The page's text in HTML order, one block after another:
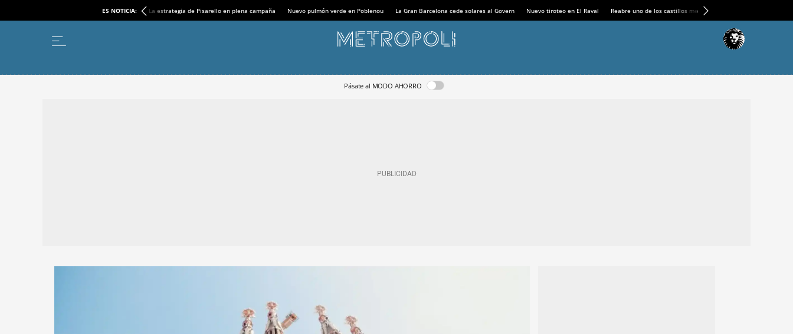
ES NOTICIA: La estrategia de Pisarello en plena campaña Nuevo pulmón verde en Poblenou La Gran Barcelona cede solares al Govern Nuevo tiroteo en El Raval Reabre uno de los castillos medievales más espectaculares
Pásate al MODO AHORRO